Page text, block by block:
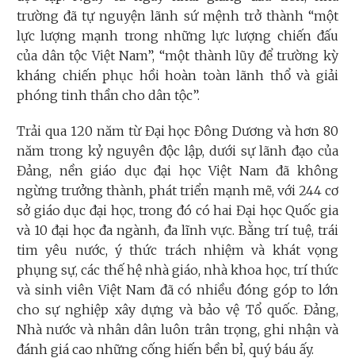
trường đã tự nguyện lãnh sứ mệnh trở thành “một
lực lượng mạnh trong những lực lượng chiến đấu
của dân tộc Việt Nam”, “một thành lũy để trường kỳ
kháng chiến phục hồi hoàn toàn lãnh thổ và giải
phóng tinh thần cho dân tộc”.
Trải qua 120 năm từ Đại học Đông Dương và hơn 80
năm trong kỷ nguyên độc lập, dưới sự lãnh đạo của
Đảng, nền giáo dục đại học Việt Nam đã không
ngừng trưởng thành, phát triển mạnh mẽ, với 244 cơ
sở giáo dục đại học, trong đó có hai Đại học Quốc gia
và 10 đại học đa ngành, đa lĩnh vực. Bằng trí tuệ, trái
tim yêu nước, ý thức trách nhiệm và khát vọng
phụng sự, các thế hệ nhà giáo, nhà khoa học, trí thức
và sinh viên Việt Nam đã có nhiều đóng góp to lớn
cho sự nghiệp xây dựng và bảo vệ Tổ quốc. Đảng,
Nhà nước và nhân dân luôn trân trọng, ghi nhận và
đánh giá cao những cống hiến bền bỉ, quý báu ấy.